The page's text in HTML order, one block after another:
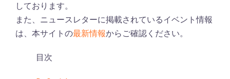
しております。
また、ニュースレターに掲載されているイベント情報
は、本サイトの最新情報からご確認ください。
目次